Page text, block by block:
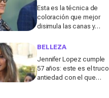
Esta es la técnica de
coloración que mejor
disimula las canas y
pocas semanas, según
BELLEZA
Jennifer Lopez cumple
57 años: este es el truco
antiedad con el que